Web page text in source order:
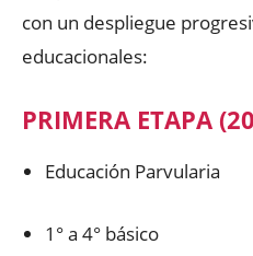
con un despliegue
educacionales:
PRIMERA ETAPA
Educación Parvularia
1° a 4° básico